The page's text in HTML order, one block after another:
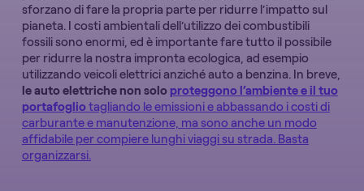
sforzano di fare la propria parte per ridurre l’impatto sul
pianeta. I costi ambientali dell’utilizzo dei combustibili
fossili sono enormi, ed è importante fare tutto il possibile
per ridurre la nostra impronta ecologica, ad esempio
utilizzando veicoli elettrici anziché auto a benzina. In breve,
le auto elettriche non solo proteggono l’ambiente e il tuo
portafogliotagliando le emissioni e abbassando i costi di
carburante e manutenzione, ma sono anche un modo
affidabile per compiere lunghi viaggi su strada. Basta
organizzarsi.